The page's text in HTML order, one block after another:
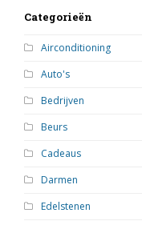
Categorieën
Airconditioning
Auto's
Bedrijven
Beurs
Cadeaus
Darmen
Edelstenen